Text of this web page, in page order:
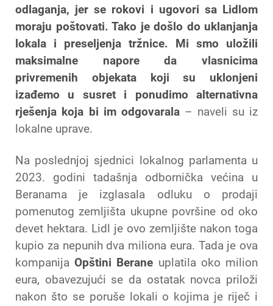
odlaganja, jer se rokovi i ugovori sa Lidlom
moraju poštovati. Tako je došlo do uklanjanja
lokala i preseljenja tržnice. Mi smo uložili
maksimalne napore da vlasnicima
privremenih objekata koji su uklonjeni
izađemo u susret i ponudimo alternativna
rješenja koja bi im odgovarala – naveli su iz
lokalne uprave.
Na poslednjoj sjednici lokalnog parlamenta u
2023. godini tadašnja odbornička većina u
Beranama je izglasala odluku o prodaji
pomenutog zemljišta ukupne površine od oko
devet hektara. Lidl je ovo zemljište nakon toga
kupio za nepunih dva miliona eura. Tada je ova
kompanijaOpštini Berane uplatila oko milion
eura, obavezujući se da ostatak novca priloži
nakon što se poruše lokali o kojima je riječ i